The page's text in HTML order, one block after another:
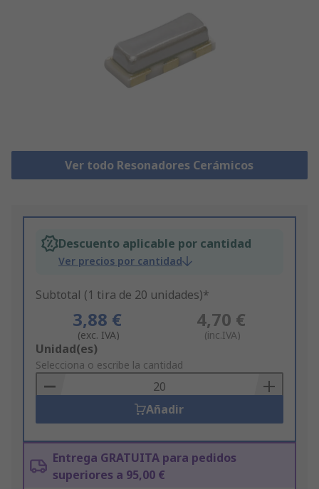
Ver todo Resonadores Cerámicos
Descuento aplicable por cantidad
Ver precios por cantidad
Subtotal (1 tira de 20 unidades)*
3,88 €
(exc. IVA)
4,70 €
(inc.IVA)
Add
to
Basket
Unidad(es)
Selecciona o escribe la cantidad
Añadir
Entrega GRATUITA para pedidos
superiores a 95,00 €